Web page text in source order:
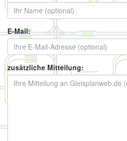
E-Mail:
zusätzliche Mitteilung: